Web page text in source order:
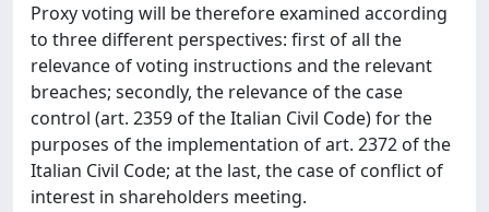
Proxy voting will be therefore examined according
to three different perspectives: first of all the
relevance of voting instructions and the relevant
breaches; secondly, the relevance of the case
control (art. 2359 of the Italian Civil Code) for the
purposes of the implementation of art. 2372 of the
Italian Civil Code; at the last, the case of conflict of
interest in shareholders meeting.